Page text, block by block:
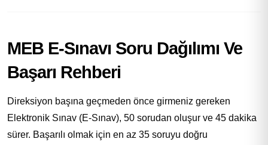
MEB E-Sınavı Soru Dağılımı Ve
Başarı Rehberi
Direksiyon başına geçmeden önce girmeniz gereken
Elektronik Sınav (E-Sınav), 50 sorudan oluşur ve 45 dakika
sürer. Başarılı olmak için en az 35 soruyu doğru